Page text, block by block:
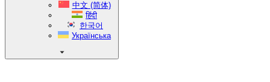
中文 (简体)
हिंदी
한국어
Українська